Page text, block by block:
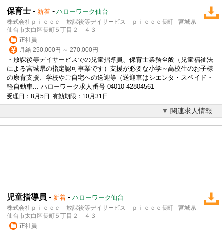
保育士 - 新着 - ハローワーク仙台
株式会社ｐｉｅｃｅ 放課後等デイサービス ｐｉｅｃｅ長町 - 宮城県
仙台市太白区長町５丁目２－４３
正社員
月給 250,000円 ～ 270,000円
・ 放課後等デイサービスでの児童指導員、保育士業務全般（児童福祉法
による宮城県の指定認可事業です）支援が必要な小学～高校生のお子様
の療育支援、学校やご自宅への送迎等（送迎車はシエンタ・スペイド・
軽自動車... ハローワーク求人番号 04010-42804561
受理日：8月5日 有効期限：10月31日
関連求人情報
児童指導員 - 新着 - ハローワーク仙台
株式会社ｐｉｅｃｅ 放課後等デイサービス ｐｉｅｃｅ長町 - 宮城県
仙台市太白区長町５丁目２－４３
正社員